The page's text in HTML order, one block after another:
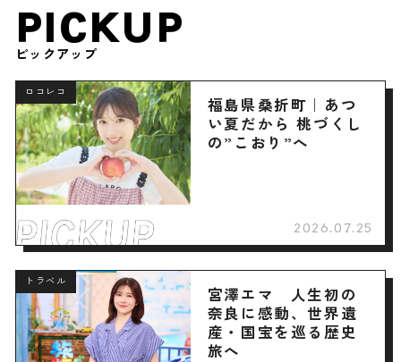
PICKUP
ピックアップ
ロコレコ
福島県桑折町｜あつ
い夏だから 桃づくし
の”こおり”へ
2026.07.25
トラベル
宮澤エマ 人生初の
奈良に感動、世界遺
産・国宝を巡る歴史
旅へ